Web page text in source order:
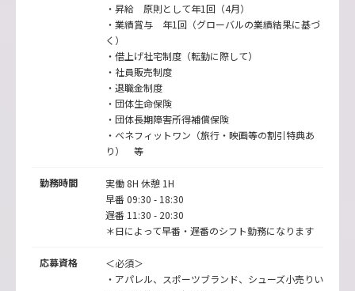
・昇給 原則として年1回（4月）
・業績賞与 年1回（グローバルの業績結果に基づ
く）
・借上げ社宅制度（転勤に際して）
・社員販売制度
・退職金制度
・団体生命保険
・団体長期障害所得補償保険
・ベネフィットワン（旅行・映画等の割引特典あ
り） 等
勤務時間
実働 8H 休憩 1H
早番 09:30 - 18:30
遅番 11:30 - 20:30
＊日によって早番・遅番のシフト勤務になります
応募資格
＜必須＞
・アパレル、スポーツブランド、シューズ小売りい